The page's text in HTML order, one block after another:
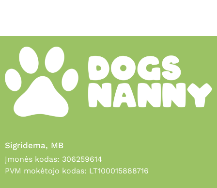
Sigridema, MB
Įmonės kodas: 306259614
PVM mokėtojo kodas: LT100015888716